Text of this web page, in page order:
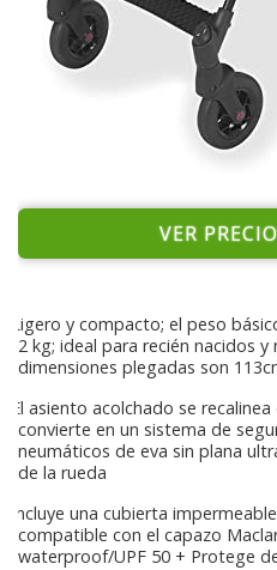
VER
Ligero y compacto; el peso
2 kg; ideal para recién nacidos
dimensiones plegadas son
El asiento acolchado se
convierte en un sistema de
neumáticos de eva sin plana
de la rueda
Incluye una cubierta
compatible con el capazo
waterproof/UPF 50 + Protege